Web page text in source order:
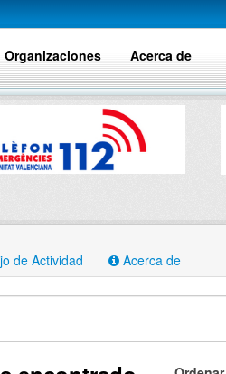
Organizaciones Acerca de
de Actividad Acerca de